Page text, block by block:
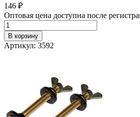
146 ₽
Оптовая цена доступна после
В корзину
Артикул: 3592